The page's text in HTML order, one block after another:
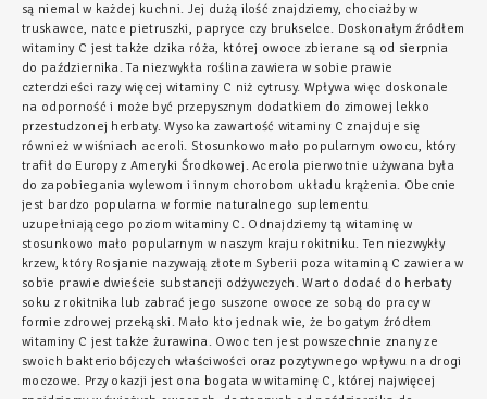
są niemal w każdej kuchni. Jej dużą ilość znajdziemy, chociażby w
truskawce, natce pietruszki, papryce czy brukselce. Doskonałym źródłem
witaminy C jest także dzika róża, której owoce zbierane są od sierpnia
do października. Ta niezwykła roślina zawiera w sobie prawie
czterdzieści razy więcej witaminy C niż cytrusy. Wpływa więc doskonale
na odporność i może być przepysznym dodatkiem do zimowej lekko
przestudzonej herbaty. Wysoka zawartość witaminy C znajduje się
również w wiśniach aceroli. Stosunkowo mało popularnym owocu, który
trafił do Europy z Ameryki Środkowej. Acerola pierwotnie używana była
do zapobiegania wylewom i innym chorobom układu krążenia. Obecnie
jest bardzo popularna w formie naturalnego suplementu
uzupełniającego poziom witaminy C. Odnajdziemy tą witaminę w
stosunkowo mało popularnym w naszym kraju rokitniku. Ten niezwykły
krzew, który Rosjanie nazywają złotem Syberii poza witaminą C zawiera w
sobie prawie dwieście substancji odżywczych. Warto dodać do herbaty
soku z rokitnika lub zabrać jego suszone owoce ze sobą do pracy w
formie zdrowej przekąski. Mało kto jednak wie, że bogatym źródłem
witaminy C jest także żurawina. Owoc ten jest powszechnie znany ze
swoich bakteriobójczych właściwości oraz pozytywnego wpływu na drogi
moczowe. Przy okazji jest ona bogata w witaminę C, której najwięcej